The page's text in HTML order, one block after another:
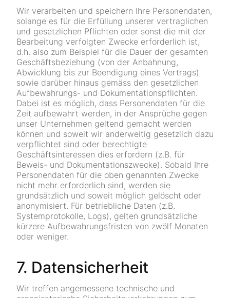
Wir verarbeiten und speichern Ihre Personendaten,
solange es für die Erfüllung unserer vertraglichen
und gesetzlichen Pflichten oder sonst die mit der
Bearbeitung verfolgten Zwecke erforderlich ist,
d.h. also zum Beispiel für die Dauer der gesamten
Geschäftsbeziehung (von der Anbahnung,
Abwicklung bis zur Beendigung eines Vertrags)
sowie darüber hinaus gemäss den gesetzlichen
Aufbewahrungs- und Dokumentationspflichten.
Dabei ist es möglich, dass Personendaten für die
Zeit aufbewahrt werden, in der Ansprüche gegen
unser Unternehmen geltend gemacht werden
können und soweit wir anderweitig gesetzlich dazu
verpflichtet sind oder berechtigte
Geschäftsinteressen dies erfordern (z.B. für
Beweis- und Dokumentationszwecke). Sobald Ihre
Personendaten für die oben genannten Zwecke
nicht mehr erforderlich sind, werden sie
grundsätzlich und soweit möglich gelöscht oder
anonymisiert. Für betriebliche Daten (z.B.
Systemprotokolle, Logs), gelten grundsätzliche
kürzere Aufbewahrungsfristen von zwölf Monaten
oder weniger.
7. Datensicherheit
Wir treffen angemessene technische und